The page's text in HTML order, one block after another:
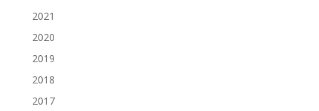
2021
2020
2019
2018
2017